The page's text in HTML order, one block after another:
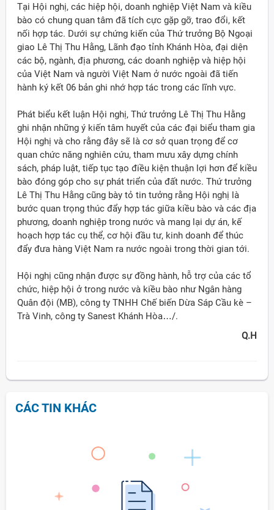
Tại Hội nghị, các hiệp hội, doanh nghiệp Việt Nam và kiều
bào có chung quan tâm đã tích cực gặp gỡ, trao đổi, kết
nối hợp tác. Dưới sự chứng kiến của Thứ trưởng Bộ Ngoại
giao Lê Thị Thu Hằng, Lãnh đạo tỉnh Khánh Hòa, đại diện
các bộ, ngành, địa phương, các doanh nghiệp và hiệp hội
của Việt Nam và người Việt Nam ở nước ngoài đã tiến
hành ký kết 06 bản ghi nhớ hợp tác trong các lĩnh vực.
Phát biểu kết luận Hội nghị, Thứ trưởng Lê Thị Thu Hằng
ghi nhận những ý kiến tâm huyết của các đại biểu tham gia
Hội nghị và cho rằng đây sẽ là cơ sở quan trọng để cơ
quan chức năng nghiên cứu, tham mưu xây dựng chính
sách, pháp luật, tiếp tục tạo điều kiện thuận lợi hơn để kiều
bào đóng góp cho sự phát triển của đất nước. Thứ trưởng
Lê Thị Thu Hằng cũng bày tỏ tin tưởng rằng Hội nghị là
bước quan trọng thúc đẩy hợp tác giữa kiều bào và các địa
phương, doanh nghiệp trong nước và mang lại dự án, kế
hoạch hợp tác cụ thể, cơ hội đầu tư, kinh doanh để thúc
đẩy đưa hàng Việt Nam ra nước ngoài trong thời gian tới.
Hội nghị cũng nhận được sự đồng hành, hỗ trợ của các tổ
chức, hiệp hội ở trong nước và kiều bào như Ngân hàng
Quân đội (MB), công ty TNHH Chế biến Dừa Sáp Cầu kè –
Trà Vinh, công ty Sanest Khánh Hòa…/.
Q.H
CÁC TIN KHÁC